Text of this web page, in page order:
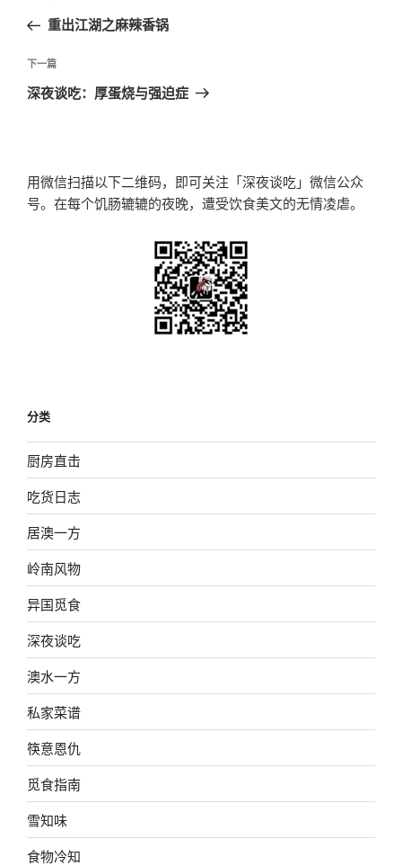
导
航
一
文
章
重出江湖之麻辣香锅
下
一
下一篇
深夜谈吃：厚蛋烧与强迫症
用微信扫描以下二维码，即可关注「深夜谈吃」微信公众
号。在每个饥肠辘辘的夜晚，遭受饮食美文的无情凌虐。
分类
厨房直击
吃货日志
居澳一方
岭南风物
异国觅食
深夜谈吃
澳水一方
私家菜谱
筷意恩仇
觅食指南
雪知味
食物冷知